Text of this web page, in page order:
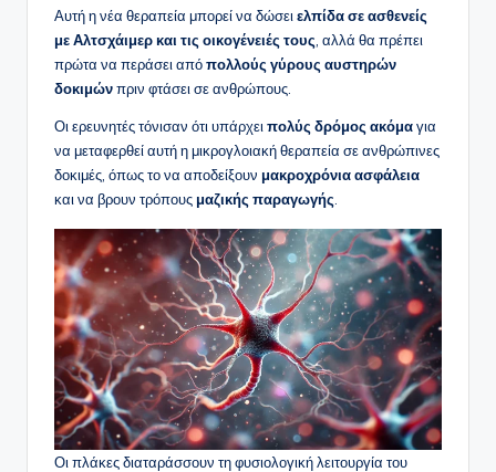
Αυτή η νέα θεραπεία μπορεί να δώσει ελπίδα σε ασθενείς
με Αλτσχάιμερ και τις οικογένειές τους , αλλά θα πρέπει
πρώτα να περάσει απόπολλούς γύρους αυστηρών
δοκιμώνπριν φτάσει σε ανθρώπους.
Οι ερευνητές τόνισαν ότι υπάρχει πολύς δρόμος ακόμαγια
να μεταφερθεί αυτή η μικρογλοιακή θεραπεία σε ανθρώπινες
δοκιμές, όπως το να αποδείξουν μακροχρόνια ασφάλεια
και να βρουν τρόπους μαζικής παραγωγής
Οι πλάκες διαταράσσουν τη φυσιολογική λειτουργία του